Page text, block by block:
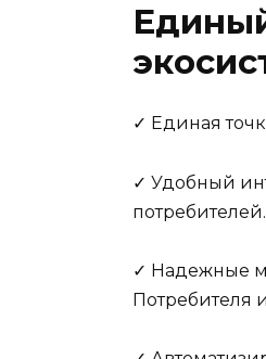
✓ Единая
✓ Удобный
потребителей.
✓ Надежные
Потребителя